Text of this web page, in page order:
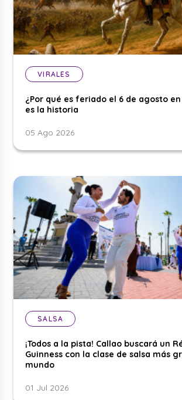
VIRALES
¿Por qué es feriado el 6 de agosto en
es la historia
05 Ago 2026
SALSA
¡Todos a la pista! Callao buscará un
Guinness con la clase de salsa más
mundo
01 Jul 2026